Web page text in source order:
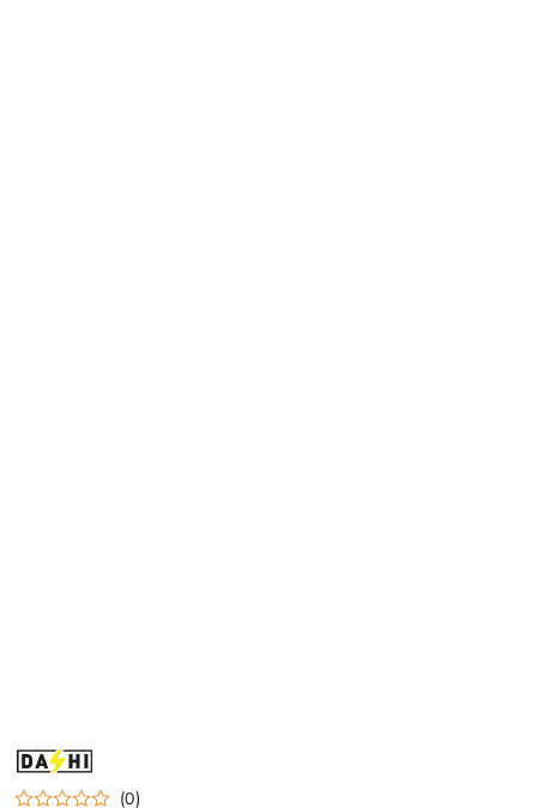
NAZWA
PRODUCENTA:
DASHI (0)